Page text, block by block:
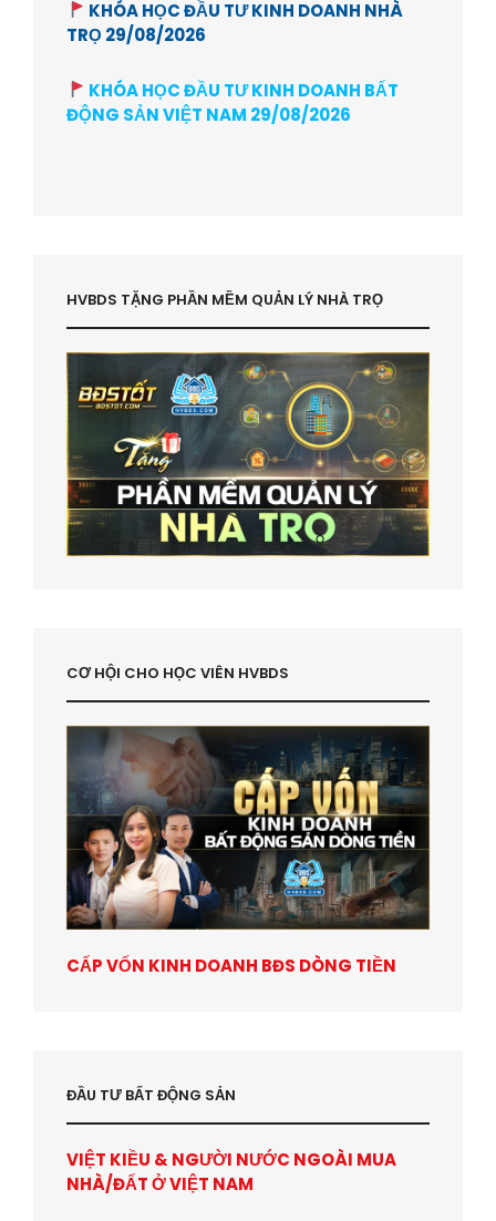
KHÓA HỌC ĐẦU TƯ KINH DOANH NHÀ
TRỌ 29/08/2026
KHÓA HỌC ĐẦU TƯ KINH DOANH BẤT
ĐỘNG SẢN VIỆT NAM 29/08/2026
HVBDS TẶNG PHẦN MỀM QUẢN LÝ NHÀ TRỌ
CƠ HỘI CHO HỌC VIÊN HVBDS
CẤP VỐN KINH DOANH BĐS DÒNG TIỀN
ĐẦU TƯ BẤT ĐỘNG SẢN
VIỆT KIỀU & NGƯỜI NƯỚC NGOÀI MUA
NHÀ/ĐẤT Ở VIỆT NAM